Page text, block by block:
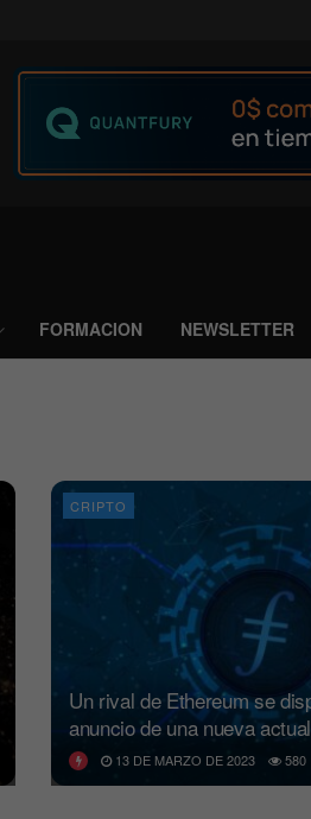
FORMACION NEWSLETTER
CRIPTO
Un rival de Ethereum se
anuncio de una nueva
13 DE MARZO DE 2023 580